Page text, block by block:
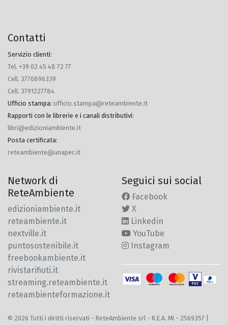
Contatti
Servizio clienti:
Tel. +39 02 45 48 72 77
Cell. 3770896339
Cell. 3791227784
Ufficio stampa: ufficio.stampa@reteambiente.it
Rapporti con le librerie e i canali distributivi:
libri@edizioniambiente.it
Posta certificata:
reteambiente@unapec.it
Network di
ReteAmbiente
edizioniambiente.it
reteambiente.it
nextville.it
puntosostenibile.it
freebookambiente.it
rivistarifiuti.it
streaming.reteambiente.it
reteambienteformazione.it
Seguici sui social
Facebook
X
Linkedin
YouTube
Instagram
© 2026 Tutti i diritti riservati - ReteAmbiente srl - R.E.A. MI - 2569357 |